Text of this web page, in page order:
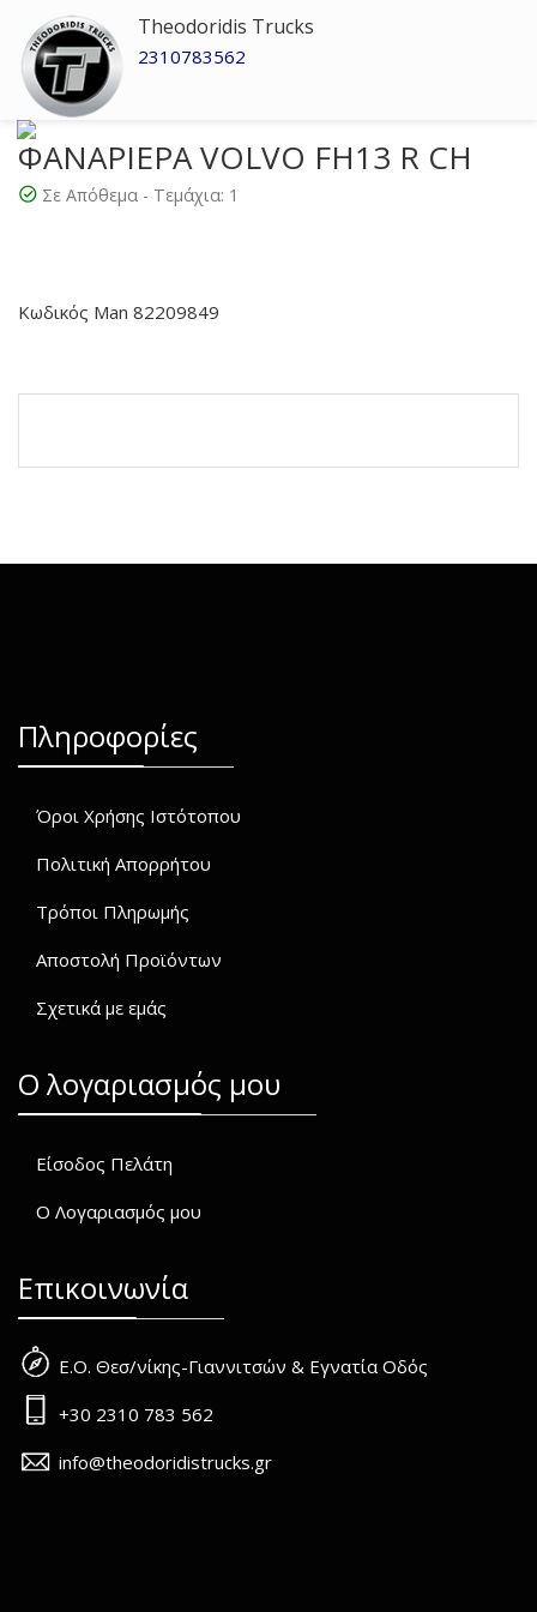
Theodoridis Trucks
2310783562
ΦΑΝΑΡΙΕΡΑ VOLVO FH13 R CH
Σε Απόθεμα - Τεμάχια: 1
Κωδικός Man 82209849
Πληροφορίες
Όροι Χρήσης Ιστότοπου
Πολιτική Απορρήτου
Τρόποι Πληρωμής
Αποστολή Προϊόντων
Σχετικά με εμάς
O λογαριασμός μου
Είσοδος Πελάτη
Ο Λογαριασμός μου
Επικοινωνία
Ε.Ο. Θεσ/νίκης-Γιαννιτσών & Εγνατία Οδός
+30 2310 783 562
info@theodoridistrucks.gr